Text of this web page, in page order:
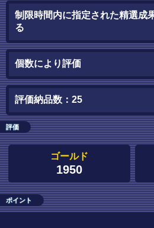
制限時間内に指定された精選成
る
個数により評価
評価納品数：25
評価
ゴールド
1950
ポイント